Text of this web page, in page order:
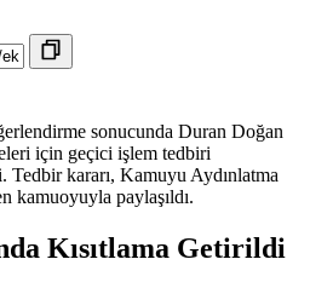
sonucunda Duran Doğan
için geçici işlem tedbiri
Tedbir kararı, Kamuyu Aydınlatma
kamuoyuyla paylaşıldı.
Kısıtlama Getirildi